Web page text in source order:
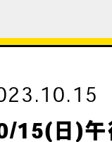
15(日)午